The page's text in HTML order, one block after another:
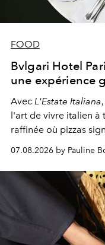
FOOD
Bvlgari Hotel
une expérience
Avec L'Estate Italiana
l'art de vivre italien à
raffinée où pizzas
07.08.2026 by Pauline